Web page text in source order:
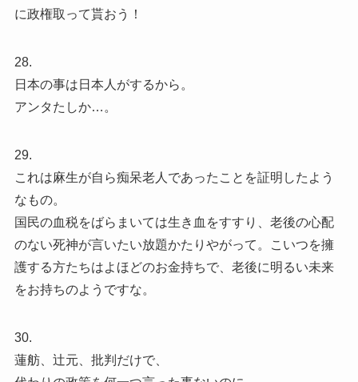
に政権取って貰おう！
28.
日本の事は日本人がするから。
アンタたしか…。
29.
これは麻生が自ら痴呆老人であったことを証明したよう
なもの。
国民の血税をばらまいては生き血をすすり、老後の心配
のない死神が言いたい放題かたりやがって。こいつを擁
護する方たちはよほどのお金持ちで、老後に明るい未来
をお持ちのようですな。
30.
蓮舫、辻元、批判だけで、